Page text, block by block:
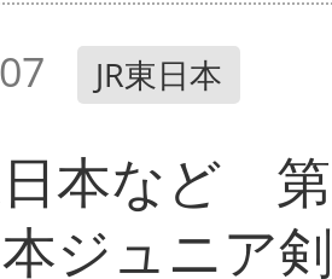
JR東日本
日本など
ジュニア